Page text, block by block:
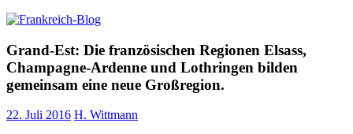
Grand-Est: Die französischen Regionen Elsass,
Champagne-Ardenne und Lothringen bilden
gemeinsam eine neue Großregion.
22. Juli 2016 H. Wittmann